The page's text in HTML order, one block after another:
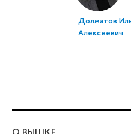
Долматов
Алексеевич